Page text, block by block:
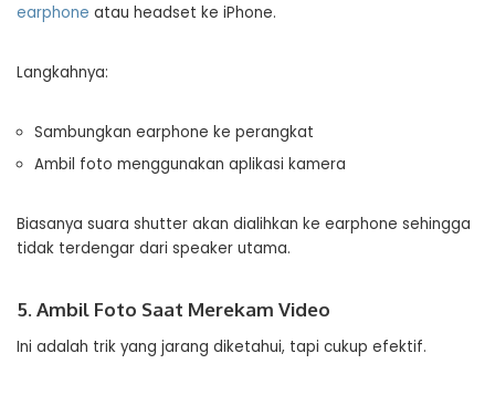
earphone atau headset ke iPhone.
Langkahnya:
Sambungkan earphone ke perangkat
Ambil foto menggunakan aplikasi kamera
Biasanya suara shutter akan dialihkan ke earphone sehingga
tidak terdengar dari speaker utama.
5. Ambil Foto Saat Merekam Video
Ini adalah trik yang jarang diketahui, tapi cukup efektif.